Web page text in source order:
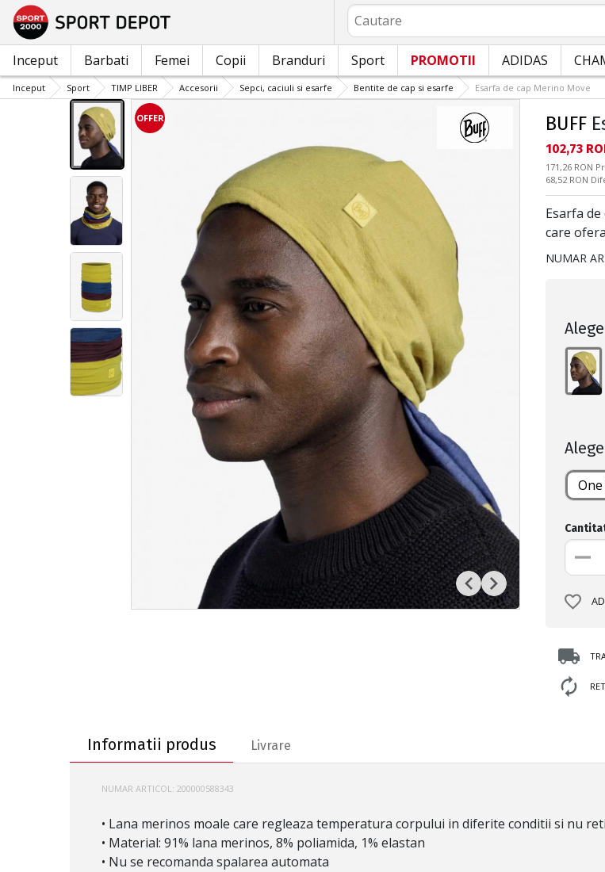
Cautare
Inceput Barbati Femei Copii Branduri Sport PROMOTII ADIDAS
Inceput Sport TIMP LIBER Accesorii Sepci, caciuli si esarfe Bentite de cap si esarfe Esarfa de cap Merino Move
OFFER BUFF
Текуща
102,73
Pret obisnuit:
171,26 RON
Спестявате:
68,52 RON
Esarfa
care
NUMAR
One
Informatii produs
Livrare
NUMAR ARTICOL: 200000588343
• Lana merinos moale care regleaza temperatura corpului in diferite conditii si nu
• Material: 91% lana merinos, 8% poliamida, 1% elastan
• Nu se recomanda spalarea automata